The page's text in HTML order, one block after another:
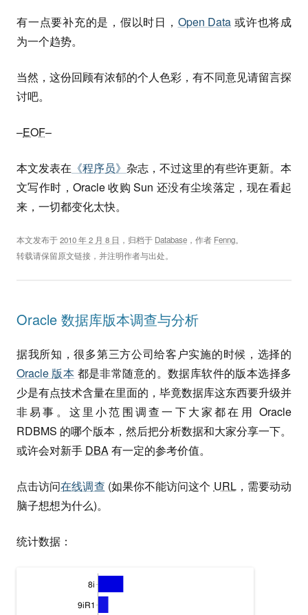
有一点要补充的是，假以时日， Open Data 或许也将成
为一个趋势。
当然，这份回顾有浓郁的个人色彩，有不同意见请留言探
讨吧。
–EOF–
本文发表在 《程序员》 杂志，不过这里的有些许更新。本
文写作时，Oracle 收购 Sun 还没有尘埃落定，现在看起
来，一切都变化太快。
本文发布于2010 年 2 月 8 日 ，归档于 Database ，作者 Fenng。
转载请保留原文链接，并注明作者与出处。
Oracle 数据库版本调查与分析
据我所知，很多第三方公司给客户实施的时候，选择的
Oracle 版本 都是非常随意的。数据库软件的版本选择多
少是有点技术含量在里面的，毕竟数据库这东西要升级并
非易事。这里小范围调查一下大家都在用 Oracle
RDBMS 的哪个版本，然后把分析数据和大家分享一下。
或许会对新手 DBA有一定的参考价值。
点击访问在线调查 (如果你不能访问这个 URL，需要动动
脑子想想为什么)。
统计数据：